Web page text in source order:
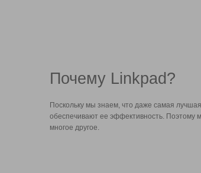
Почему Linkpad?
Поскольку мы знаем, что даже самая
обеспечивают ее эффективность. Поэтому
многое другое.